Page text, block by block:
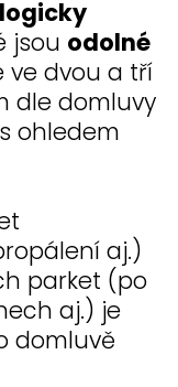
jsou odolné
ve dvou a tří
dle domluvy
ohledem
aj.)
parket (po
aj.) je
domluvě